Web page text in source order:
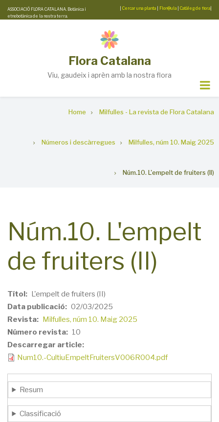
Skip
to
ASSOCIACIÓ FLORA CATALANA. Botànica i
etnobotànica de la nostra terra.
Cercar una planta Flor@ula Catàleg de flora
Flora Catalana
Viu, gaudeix i aprèn amb la nostra flora
Home Milfulles - La revista de Flora Catalana
Números i descàrregues Milfulles, núm 10. Maig 2025
Núm.10. L'empelt de fruiters (II)
Núm.10. L'empelt
de fruiters (II)
Títol
L'empelt de fruiters (II)
Data publicació
02/03/2025
Revista
Milfulles, núm 10. Maig 2025
Número revista
10
Descarregar article
Num10.-CultiuEmpeltFruitersV006R004.pdf
Resum
Classificació